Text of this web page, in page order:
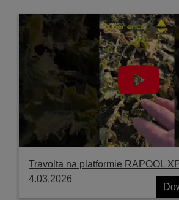
Travolta na platformie RAPOOL
4.03.2026